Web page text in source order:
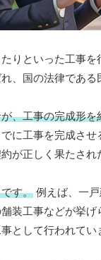
りといった工事
、国の法律である
、工事の完成形
に工事を完成さ
が正しく果たされ
す。 例えば、一
装工事などが挙
として行われてい